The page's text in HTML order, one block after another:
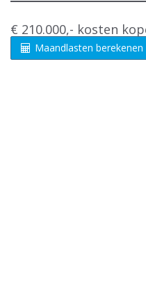
€ 210.000,- kosten
Maandlasten berekenen